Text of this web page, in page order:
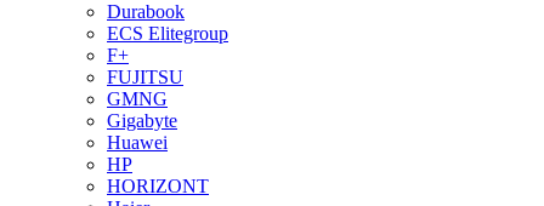
Durabook
ECS Elitegroup
F+
FUJITSU
GMNG
Gigabyte
Huawei
HP
HORIZONT